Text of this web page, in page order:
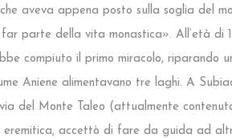
aveva appena posto sulla soglia del
parte della vita monastica». All’età di
compiuto il primo miracolo,
Aniene alimentavano tre laghi. A
del Monte Taleo (attualmente
accettò di fare da guida ad